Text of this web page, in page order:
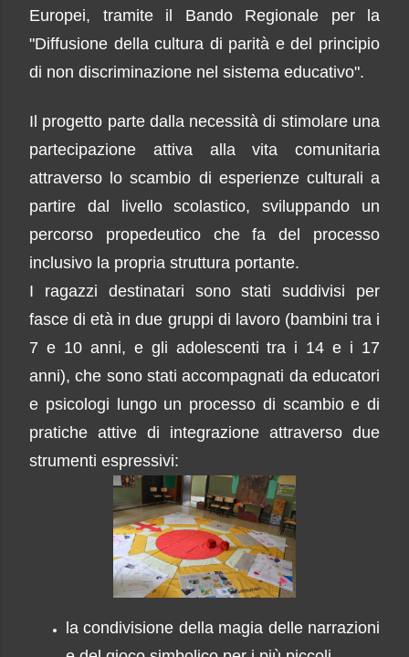
Europei, tramite il Bando Regionale per la
"Diffusione della cultura di parità e del principio
di non discriminazione nel sistema educativo".
Il progetto parte dalla necessità di stimolare una
partecipazione attiva alla vita comunitaria
attraverso lo scambio di esperienze culturali a
partire dal livello scolastico, sviluppando un
percorso propedeutico che fa del processo
inclusivo la propria struttura portante.
I ragazzi destinatari sono stati suddivisi per
fasce di età in due gruppi di lavoro (bambini tra i
7 e 10 anni, e gli adolescenti tra i 14 e i 17
anni), che sono stati accompagnati da educatori
e psicologi lungo un processo di scambio e di
pratiche attive di integrazione attraverso due
strumenti espressivi:
la condivisione della magia delle narrazioni